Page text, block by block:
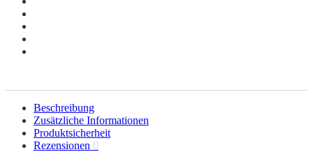
Beschreibung
Zusätzliche Informationen
Produktsicherheit
Rezensionen 0